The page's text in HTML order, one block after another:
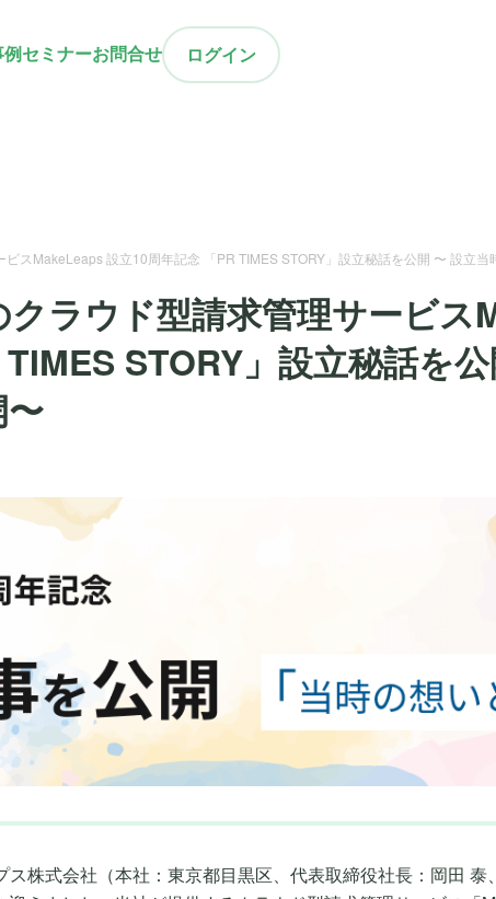
セミナーお問合せ ログイン
スMakeLeaps 設立10周年記念 「PR TIMES STORY」設立秘話を公開 〜 設立当
クラウド型請求管理サービ
STORY」設立秘話を
株式会社（本社：東京都目黒区、代表取締役社長：岡田 泰